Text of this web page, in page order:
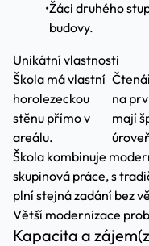
•Žáci druhého
budovy.
Unikátní vlastnosti
Škola má vlastní
horolezeckou
stěnu přímo v
areálu.
na
mají
Škola kombinuje
skupinová práce, s
plní stejná zadání bez
Větší modernizace
Kapacita a zájem